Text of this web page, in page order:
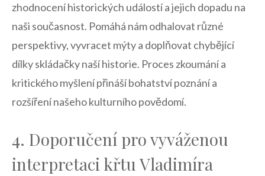
‌zhodnocení historických událostí a⁢ jejich dopadu na
naši současnost. ⁣Pomáhá nám odhalovat různé
perspektivy,​ vyvracet mýty ⁢a doplňovat chybějící
dílky skládačky naší historie. Proces zkoumání a
kritického myšlení přináší bohatství ⁤poznání a
rozšíření našeho kulturního povědomí.
4.⁣ Doporučení pro vyváženou
interpretaci ⁣křtu Vladimíra